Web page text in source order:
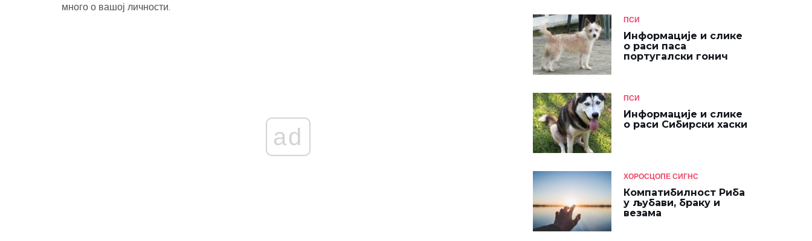
много о вашој личности.
ad
ПСИ
Информације и слике
о раси паса
португалски гонич
ПСИ
Информације и слике
о раси Сибирски хаски
ХОРОСЦОПЕ СИГНС
Компатибилност Риба
у љубави, браку и
везама